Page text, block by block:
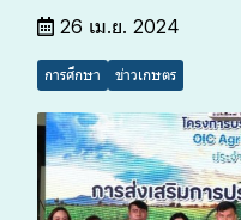
26 เม.ย. 2024
การศึกษา ข่าวเกษตร